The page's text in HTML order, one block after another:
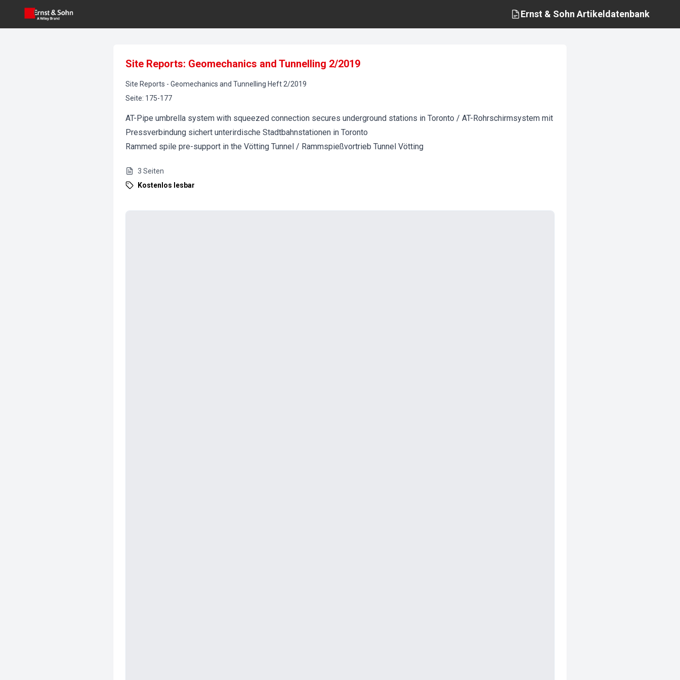
Ernst & Sohn Artikeldatenbank
Site Reports: Geomechanics and Tunnelling 2/2019
Site Reports - Geomechanics and Tunnelling Heft 2/2019
Seite: 175-177
AT-Pipe umbrella system with squeezed connection secures underground stations in Toronto / AT-Rohrschirmsystem mit
Pressverbindung sichert unterirdische Stadtbahnstationen in Toronto
Rammed spile pre-support in the Vötting Tunnel / Rammspießvortrieb Tunnel Vötting
3 Seiten
Kostenlos lesbar